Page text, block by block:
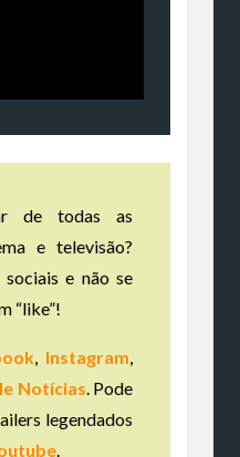
de todas as
e televisão?
sociais e não se
“like”!
, Instagram
Notícias . Pode
legendados